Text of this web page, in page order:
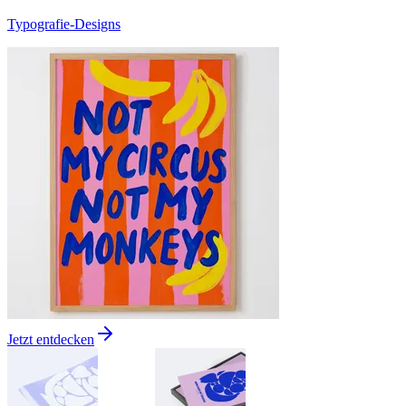
Typografie-Designs
Jetzt entdecken